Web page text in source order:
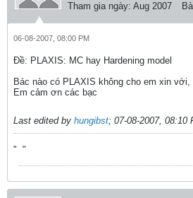
Tham gia ngày: Aug 2007
06-08-2007, 08:00 PM
Ðề: PLAXIS: MC hay Hardening model
Bác nào có PLAXIS không cho em xin
Em cảm ơn các bạc
Last edited by hungibst; 07-08-2007, 08:10
" "